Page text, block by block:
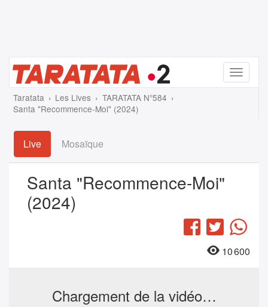
Menu
Taratata Les Lives
TARATATA N°584
Santa "Recommence-Moi" (2024)
Live Mosaïque
Santa "Recommence-Moi"
(2024)
Facebook
Twitter
10 600
Chargement de la vidéo…